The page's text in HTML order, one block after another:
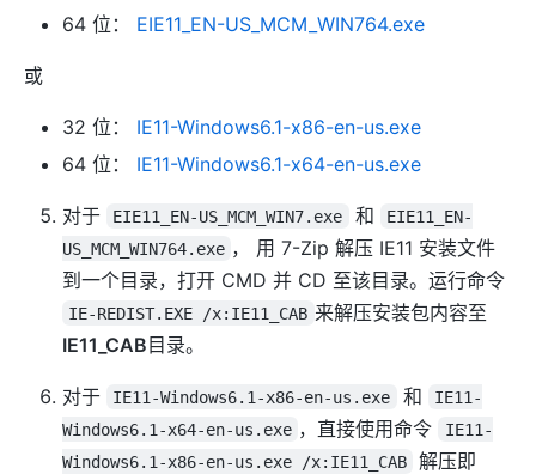
64 位： EIE11_EN-US_MCM_WIN764.exe
或
32 位： IE11-Windows6.1-x86-en-us.exe
64 位： IE11-Windows6.1-x64-en-us.exe
对于 EIE11_EN-US_MCM_WIN7.exe 和
EIE11_EN-
US_MCM_WIN764.exe ， 用 7-Zip 解压 IE11 安装文件
到一个目录，打开 CMD 并 CD 至该目录。运行命令
IE-REDIST.EXE /x:IE11_CAB 来解压安装包内容至
IE11_CAB目录。
对于 IE11-Windows6.1-x86-en-us.exe 和
IE11-
Windows6.1-x64-en-us.exe ，直接使用命令
IE11-
Windows6.1-x86-en-us.exe /x:IE11_CAB
解压即